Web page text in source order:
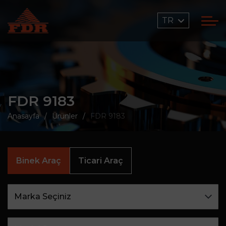
TR
FDR 9183
Anasayfa Ürünler FDR 9183
Binek Araç Ticari Araç